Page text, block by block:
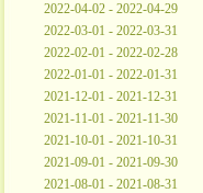
2022-04-02 - 2022-04-29
2022-03-01 - 2022-03-31
2022-02-01 - 2022-02-28
2022-01-01 - 2022-01-31
2021-12-01 - 2021-12-31
2021-11-01 - 2021-11-30
2021-10-01 - 2021-10-31
2021-09-01 - 2021-09-30
2021-08-01 - 2021-08-31